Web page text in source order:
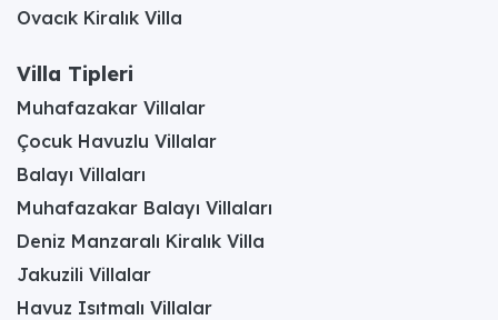
Ovacık Kiralık Villa
Villa Tipleri
Muhafazakar Villalar
Çocuk Havuzlu Villalar
Balayı Villaları
Muhafazakar Balayı Villaları
Deniz Manzaralı Kiralık Villa
Jakuzili Villalar
Havuz Isıtmalı Villalar